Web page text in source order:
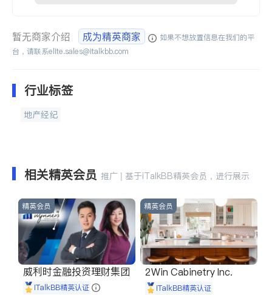
暂无商家介绍 成为精英商家
如果不想放置信息在我们的平
台，请联系elite.sales@italkbb.com
行业标签
地产经纪
相关精英会员 推广 | 基于iTalkBB精英会员，进行展示
精英会员
威利时金融投资理财集团
iTalkBB精英认证
精英会员
2Win Cabinetry Inc.
iTalkBB精英认证